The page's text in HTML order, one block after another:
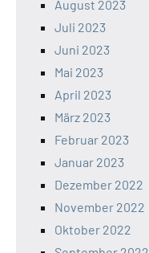
August 2023
Juli 2023
Juni 2023
Mai 2023
April 2023
März 2023
Februar 2023
Januar 2023
Dezember 2022
November 2022
Oktober 2022